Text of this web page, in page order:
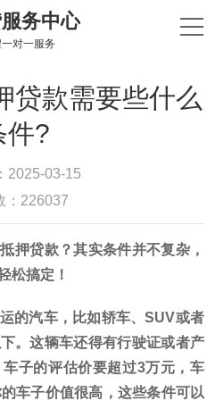
务中心
对一服务
贷款需要些什么
件?
2025-03-15
：226037
押贷款？其实条件并不复杂，
松搞定！
的汽车，比如轿车、SUV或者
。这辆车还得有行驶证或者产
子的评估价要超过3万元，车
车子价值很高，这些条件可以